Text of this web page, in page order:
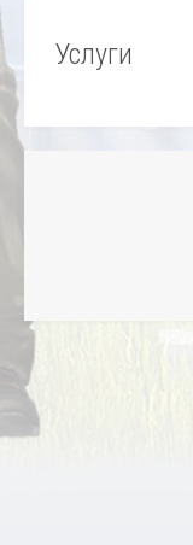
by
/var/www/admin/data/
Услуги